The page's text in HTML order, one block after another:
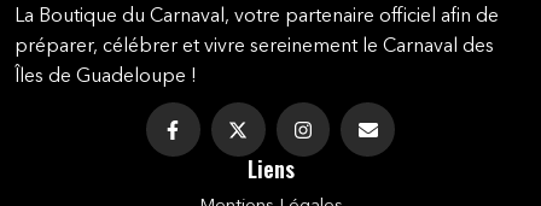
La Boutique du Carnaval, votre partenaire officiel afin de
préparer, célébrer et vivre sereinement le Carnaval des
Îles de Guadeloupe !
Liens